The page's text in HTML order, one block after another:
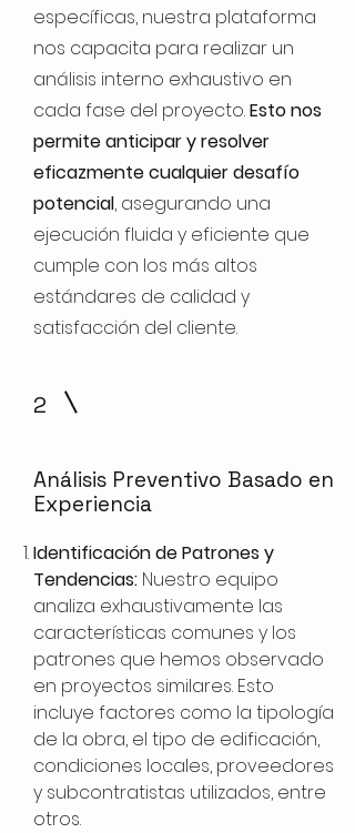
específicas, nuestra plataforma
nos capacita para realizar un
análisis interno exhaustivo en
cada fase del proyecto.Esto nos
permite anticipar y resolver
eficazmente cualquier desafío
potencial, asegurando una
ejecución fluida y eficiente que
cumple con los más altos
estándares de calidad y
satisfacción del cliente.
2
Análisis Preventivo Basado en
Experiencia
Identificación de Patrones y
Tendencias: Nuestro equipo
analiza exhaustivamente las
características comunes y los
patrones que hemos observado
en proyectos similares. Esto
incluye factores como la tipología
de la obra, el tipo de edificación,
condiciones locales, proveedores
y subcontratistas utilizados, entre
otros.